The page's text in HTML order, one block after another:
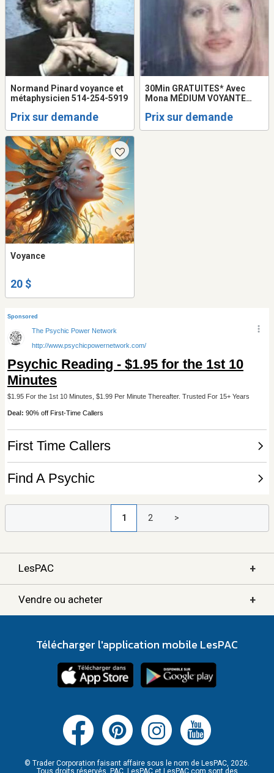
Normand Pinard voyance et
métaphysicien 514-254-5919
Prix sur demande
30Min GRATUITES* Avec
Mona MÉDIUM VOYANTE
READING FRANCE QUÉBEC
Prix sur demande
Voyance
20 $
1 2 >
LesPAC +
Vendre ou acheter +
Télécharger l'application mobile LesPAC
© Trader Corporation faisant affaire sous le nom de LesPAC, 2026.
Tous droits réservés. PAC, LesPAC et LesPAC.com sont des